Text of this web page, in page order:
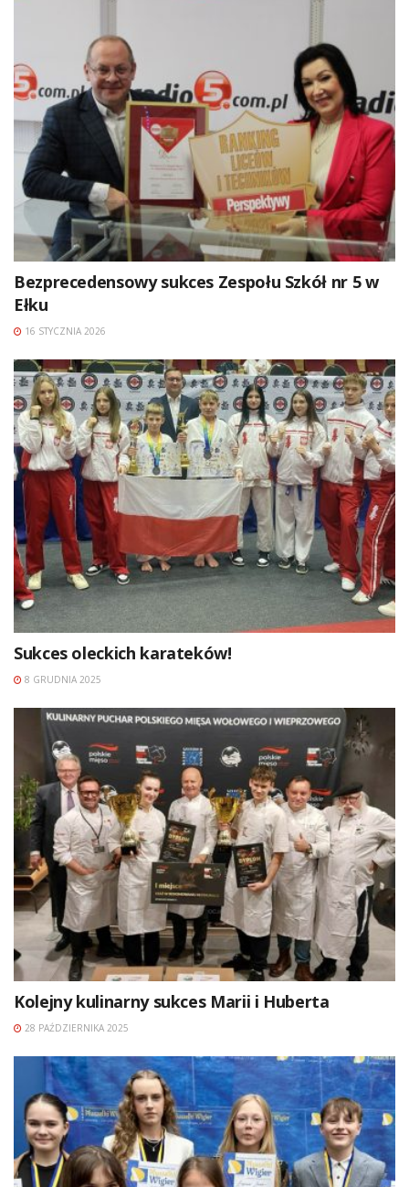
Bezprecedensowy sukces Zespołu Szkół nr 5 w
Ełku
16 STYCZNIA 2026
Sukces oleckich karateków!
8 GRUDNIA 2025
Kolejny kulinarny sukces Marii i Huberta
28 PAŹDZIERNIKA 2025